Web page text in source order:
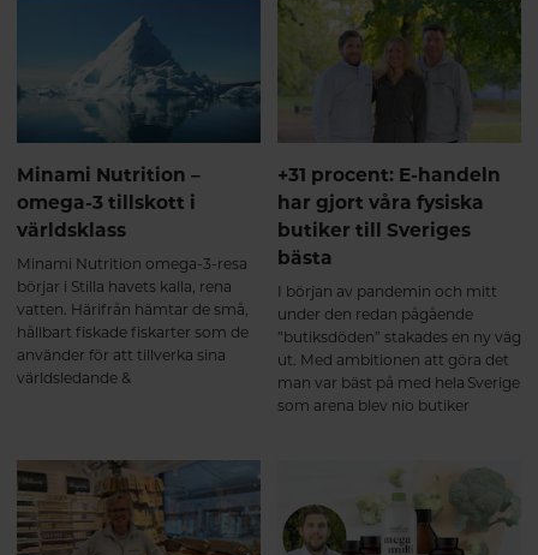
produkter.
Minami Nutrition –
omega-3 tillskott i
världsklass
Minami Nutrition omega-3-resa
börjar i Stilla havets kalla, rena
vatten. Härifrån hämtar de små,
hållbart fiskade fiskarter som de
använder för att tillverka sina
världsledande &
avtryck på miljön. Häng med så
får du veta mer!
+31 procent: E-handeln
har gjort våra fysiska
butiker till Sveriges
bästa
I början av pandemin och mitt
under den redan pågående
”butiksdöden” stakades en ny väg
ut. Med ambitionen att göra det
man var bäst på med hela Sverige
som arena blev nio butiker
fysisk butik och e-handel har
satsningen burit frukt – första
halvåret 2022 har Hälsokosten
ökat totala försäljningen med